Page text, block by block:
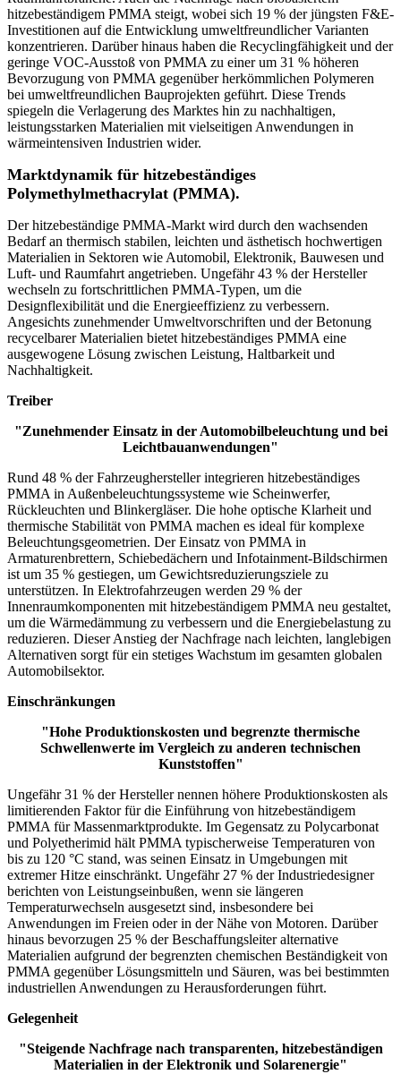
hitzebeständigem PMMA steigt, wobei sich 19 % der jüngsten F&E-
Investitionen auf die Entwicklung umweltfreundlicher Varianten
konzentrieren. Darüber hinaus haben die Recyclingfähigkeit und der
geringe VOC-Ausstoß von PMMA zu einer um 31 % höheren
Bevorzugung von PMMA gegenüber herkömmlichen Polymeren
bei umweltfreundlichen Bauprojekten geführt. Diese Trends
spiegeln die Verlagerung des Marktes hin zu nachhaltigen,
leistungsstarken Materialien mit vielseitigen Anwendungen in
wärmeintensiven Industrien wider.
Marktdynamik für hitzebeständiges
Polymethylmethacrylat (PMMA).
Der hitzebeständige PMMA-Markt wird durch den wachsenden
Bedarf an thermisch stabilen, leichten und ästhetisch hochwertigen
Materialien in Sektoren wie Automobil, Elektronik, Bauwesen und
Luft- und Raumfahrt angetrieben. Ungefähr 43 % der Hersteller
wechseln zu fortschrittlichen PMMA-Typen, um die
Designflexibilität und die Energieeffizienz zu verbessern.
Angesichts zunehmender Umweltvorschriften und der Betonung
recycelbarer Materialien bietet hitzebeständiges PMMA eine
ausgewogene Lösung zwischen Leistung, Haltbarkeit und
Nachhaltigkeit.
Treiber
"Zunehmender Einsatz in der Automobilbeleuchtung und bei
Leichtbauanwendungen"
Rund 48 % der Fahrzeughersteller integrieren hitzebeständiges
PMMA in Außenbeleuchtungssysteme wie Scheinwerfer,
Rückleuchten und Blinkergläser. Die hohe optische Klarheit und
thermische Stabilität von PMMA machen es ideal für komplexe
Beleuchtungsgeometrien. Der Einsatz von PMMA in
Armaturenbrettern, Schiebedächern und Infotainment-Bildschirmen
ist um 35 % gestiegen, um Gewichtsreduzierungsziele zu
unterstützen. In Elektrofahrzeugen werden 29 % der
Innenraumkomponenten mit hitzebeständigem PMMA neu gestaltet,
um die Wärmedämmung zu verbessern und die Energiebelastung zu
reduzieren. Dieser Anstieg der Nachfrage nach leichten, langlebigen
Alternativen sorgt für ein stetiges Wachstum im gesamten globalen
Automobilsektor.
Einschränkungen
"Hohe Produktionskosten und begrenzte thermische
Schwellenwerte im Vergleich zu anderen technischen
Kunststoffen"
Ungefähr 31 % der Hersteller nennen höhere Produktionskosten als
limitierenden Faktor für die Einführung von hitzebeständigem
PMMA für Massenmarktprodukte. Im Gegensatz zu Polycarbonat
und Polyetherimid hält PMMA typischerweise Temperaturen von
bis zu 120 °C stand, was seinen Einsatz in Umgebungen mit
extremer Hitze einschränkt. Ungefähr 27 % der Industriedesigner
berichten von Leistungseinbußen, wenn sie längeren
Temperaturwechseln ausgesetzt sind, insbesondere bei
Anwendungen im Freien oder in der Nähe von Motoren. Darüber
hinaus bevorzugen 25 % der Beschaffungsleiter alternative
Materialien aufgrund der begrenzten chemischen Beständigkeit von
PMMA gegenüber Lösungsmitteln und Säuren, was bei bestimmten
industriellen Anwendungen zu Herausforderungen führt.
Gelegenheit
"Steigende Nachfrage nach transparenten, hitzebeständigen
Materialien in der Elektronik und Solarenergie"